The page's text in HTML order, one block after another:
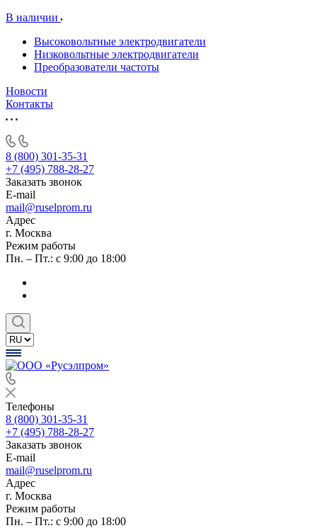
В наличии
Высоковольтные электродвигатели
Низковольтные электродвигатели
Преобразователи частоты
Новости
Контакты
8 (800) 301-35-31
+7 (495) 788-28-27
Заказать звонок
E-mail
mail@ruselprom.ru
Адрес
г. Москва
Режим работы
Пн. – Пт.: с 9:00 до 18:00
Телефоны
8 (800) 301-35-31
+7 (495) 788-28-27
Заказать звонок
E-mail
mail@ruselprom.ru
Адрес
г. Москва
Режим работы
Пн. – Пт.: с 9:00 до 18:00